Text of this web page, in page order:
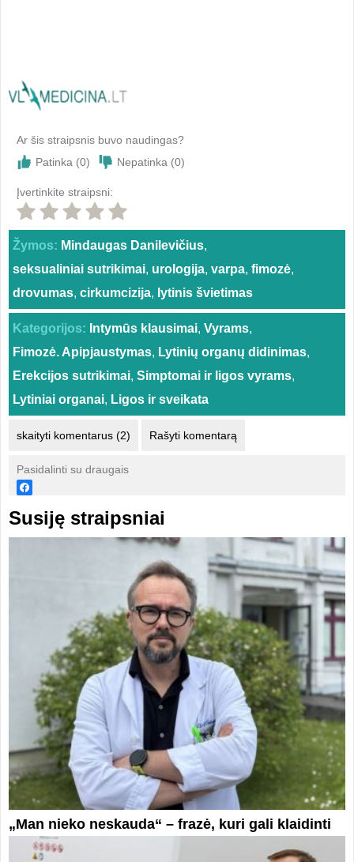
Ar šis straipsnis buvo naudingas?
Patinka (0) Nepatinka (0)
Įvertinkite straipsni:
Žymos: Mindaugas Danilevičius,
seksualiniai sutrikimai, urologija, varpa, fimozė,
drovumas, cirkumcizija, lytinis švietimas
Kategorijos: Intymūs klausimai, Vyrams,
Fimozė. Apipjaustymas, Lytinių organų didinimas,
Erekcijos sutrikimai, Simptomai ir ligos vyrams,
Lytiniai organai, Ligos ir sveikata
skaityti komentarus (2) Rašyti komentarą
Pasidalinti su draugais
Susiję straipsniai
„Man nieko neskauda“ – frazė, kuri gali klaidinti